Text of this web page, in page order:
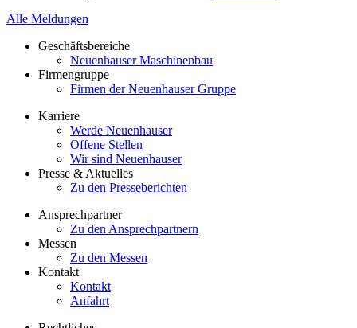
Alle Meldungen
Geschäftsbereiche
Neuenhauser Maschinenbau
Firmengruppe
Firmen der Neuenhauser Gruppe
Karriere
Werde Neuenhauser
Offene Stellen
Wir sind Neuenhauser
Presse & Aktuelles
Zu den Presseberichten
Ansprechpartner
Zu den Ansprechpartnern
Messen
Zu den Messen
Kontakt
Kontakt
Anfahrt